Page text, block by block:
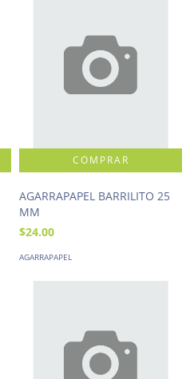
AGARRAPAPEL BARRILITO 25
MM
$24.00
AGARRAPAPEL